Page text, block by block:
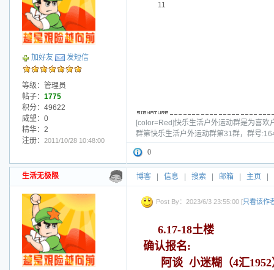
加好友 发短信
等级：管理员
帖子： 1775
积分：49622
威望：0
精华：2
注册： 2011/10/28 10:48:00
11
[color=Red]快乐生活户外运动群是为喜
群第快乐生活户外运动群第31群，群号
0
生活无极限 博客 信息 搜索 邮箱 主页
Post By：2023/6/3 23:55:00 [只看该作
6.17-18土楼
确认报名:
阿谈 小迷糊（4汇